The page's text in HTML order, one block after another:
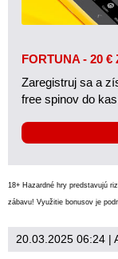
FORTUNA - 20 €
Zaregistruj sa a
free spinov do
18+ Hazardné hry predstavujú
zábavu! Využitie bonusov je
20.03.2025 06:24 |